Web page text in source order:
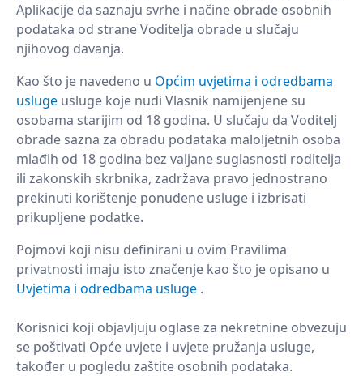
Aplikacije da saznaju svrhe i načine obrade osobnih
podataka od strane Voditelja obrade u slučaju
njihovog davanja.
Kao što je navedeno u Općim uvjetima i odredbama
usluge usluge koje nudi Vlasnik namijenjene su
osobama starijim od 18 godina. U slučaju da Voditelj
obrade sazna za obradu podataka maloljetnih osoba
mlađih od 18 godina bez valjane suglasnosti roditelja
ili zakonskih skrbnika, zadržava pravo jednostrano
prekinuti korištenje ponuđene usluge i izbrisati
prikupljene podatke.
Pojmovi koji nisu definirani u ovim Pravilima
privatnosti imaju isto značenje kao što je opisano u
Uvjetima i odredbama usluge .
Korisnici koji objavljuju oglase za nekretnine obvezuju
se poštivati ​​Opće uvjete i uvjete pružanja usluge,
također u pogledu zaštite osobnih podataka.